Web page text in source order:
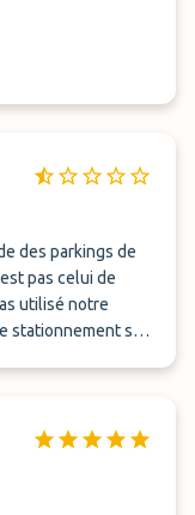
des parkings de
pas celui de
utilisé notre
stationnement sur